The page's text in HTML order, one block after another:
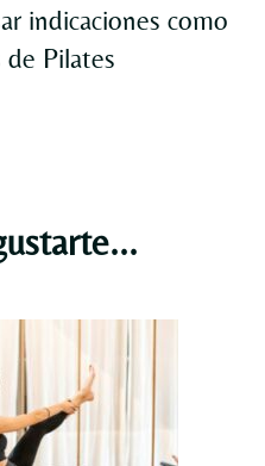
indicaciones como
de Pilates